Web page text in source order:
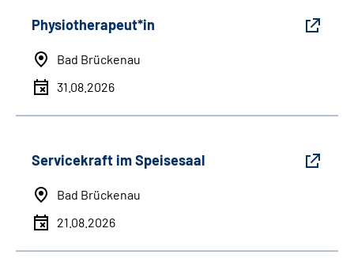
Physiotherapeut*in
Bad Brückenau
31.08.2026
Servicekraft im Speisesaal
Bad Brückenau
21.08.2026